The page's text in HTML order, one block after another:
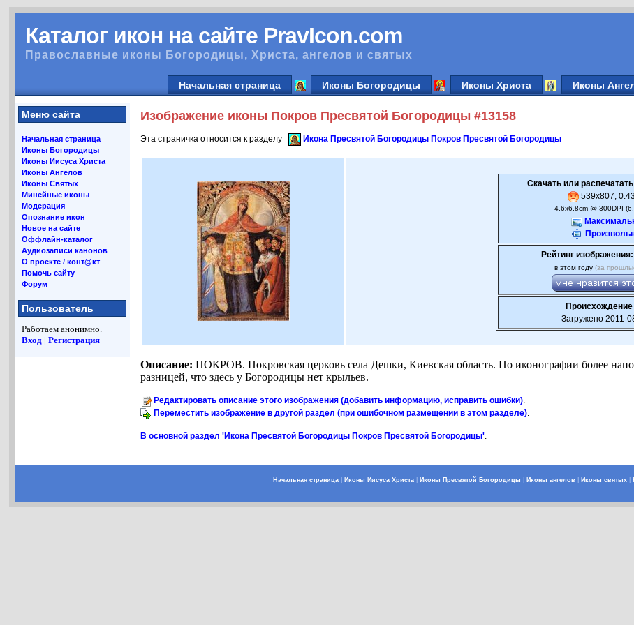
Каталог икон на сайте PravIcon.com
Православные иконы Богородицы, Христа, ангелов и святых
Начальная страница Иконы Богородицы Иконы Христа Иконы
Меню сайта
Начальная страница
Иконы Богородицы
Иконы Иисуса Христа
Иконы Ангелов
Иконы Святых
Минейные иконы
Модерация
Опознание икон
Новое на сайте
Оффлайн-каталог
Аудиозаписи канонов
О проекте / конт@кт
Помочь сайту
Форум
Пользователь
Работаем анонимно.
Вход |Регистрация
Изображение иконы Покров Пресвятой Богородицы #13158
Эта страничка относится к разделу Икона Пресвятой Богородицы Покров Пресвятой Богородицы
Скачать или
539x807,
4.6x6.8cm @ 300DPI
Рейтинг изображения:
в этом году(за
Загружено 2011-
Описание: ПОКРОВ. Покровская церковь села Дешки, Киевская область. По иконографии более
разницей, что здесь у Богородицы нет крыльев.
Редактировать описание этого изображения (добавить информацию, исправить ошибки).
Переместить изображение в другой раздел (при ошибочном размещении в этом разделе).
В основной раздел 'Икона Пресвятой Богородицы Покров Пресвятой Богородицы'.
Начальная страница Иконы Иисуса Христа Иконы Пресвятой Богородицы Иконы ангелов Иконы святых